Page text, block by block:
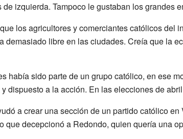
de izquierda. Tampoco le gustaban los grandes
los agricultores y comerciantes católicos del
demasiado libre en las ciudades. Creía que la
había sido parte de un grupo católico, en ese
dispuesto a la acción. En las elecciones de
a crear una sección de un partido católico
que decepcionó a Redondo, quien quería una